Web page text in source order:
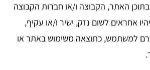
האתר, הקבוצה ו/או חברות הקבוצה
אחראים לשום נזק, ישיר ו/או עקיף,
למשתמש, כתוצאה משימוש באתר או